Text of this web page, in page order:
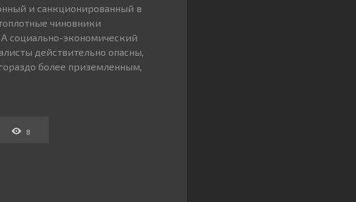
и санкционированный в
чиновники
социально-экономический
действительно опасны,
более приземленным,
8